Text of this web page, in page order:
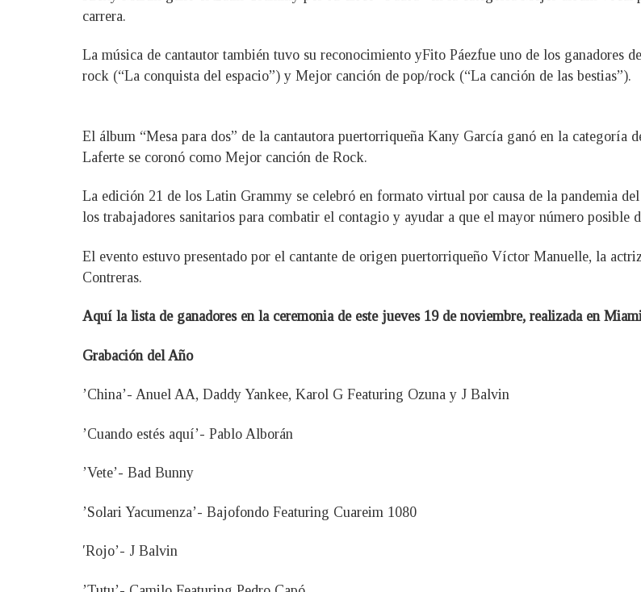
carrera.
La música de cantautor también tuvo su reconocimiento yFito Páezfue uno de los ganadores
rock (“La conquista del espacio”) y Mejor canción de pop/rock (“La canción de las bestias”).
El álbum “Mesa para dos” de la cantautora puertorriqueña Kany García ganó en la
Laferte se coronó como Mejor canción de Rock.
La edición 21 de los Latin Grammy se celebró en formato virtual por causa de la pandemia
los trabajadores sanitarios para combatir el contagio y ayudar a que el mayor número posible
El evento estuvo presentado por el cantante de origen puertorriqueño Víctor Manuelle, la
Contreras.
Aquí la lista de ganadores en la ceremonia de este jueves 19 de noviembre, realizada en
Grabación del Año
’China’- Anuel AA, Daddy Yankee, Karol G Featuring Ozuna y J Balvin
’Cuando estés aquí’- Pablo Alborán
’Vete’- Bad Bunny
’Solari Yacumenza’- Bajofondo Featuring Cuareim 1080
′Rojo’- J Balvin